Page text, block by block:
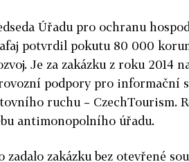
Úřadu pro ochranu
potvrdil pokutu 80 000
Je za zakázku z roku 2014
podpory pro informační
ruchu – CzechTourism.
antimonopolního úřadu.
zakázku bez otevřené